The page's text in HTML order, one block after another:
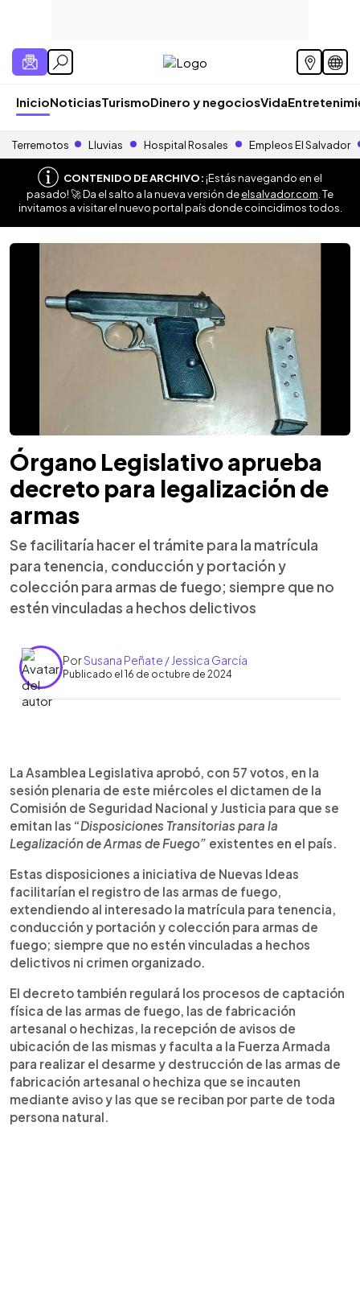
InicioNoticiasTurismoDinero y negociosVida
Terremotos Lluvias Hospital Rosales Empleos El Salvador
CONTENIDO DE ARCHIVO:¡Estás navegando en el
pasado! 🚀 Da el salto a la nueva versión deelsalvador.com . Te
invitamos a visitar el nuevo portal país donde coincidimos todos.
Órgano Legislativo aprueba
decreto para legalización de
armas
Se facilitaría hacer el trámite para la matrícula
para tenencia, conducción y portación y
colección para armas de fuego; siempre que no
estén vinculadas a hechos delictivos
PorSusana Peñate / Jessica García
Publicado el 16 de octubre de 2024
► Escuchar artículo
La Asamblea Legislativa aprobó, con 57 votos, en la
sesión plenaria de este miércoles el dictamen de la
Comisión de Seguridad Nacional y Justicia para que se
emitan las “Disposiciones Transitorias para la
Legalización de Armas de Fuego” existentes en el país.
Estas disposiciones a iniciativa de Nuevas Ideas
facilitarían el registro de las armas de fuego,
extendiendo al interesado la matrícula para tenencia,
conducción y portación y colección para armas de
fuego; siempre que no estén vinculadas a hechos
delictivos ni crimen organizado.
El decreto también regulará los procesos de captación
física de las armas de fuego, las de fabricación
artesanal o hechizas, la recepción de avisos de
ubicación de las mismas y faculta a la Fuerza Armada
para realizar el desarme y destrucción de las armas de
fabricación artesanal o hechiza que se incauten
mediante aviso y las que se reciban por parte de toda
persona natural.